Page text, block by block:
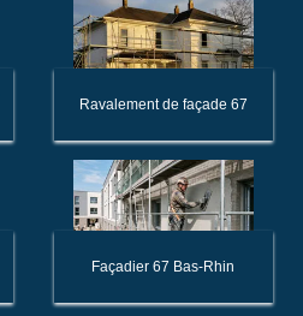
Ravalement de façade 67
Façadier 67 Bas-Rhin